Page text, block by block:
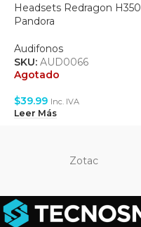
Headsets Redragon H350
Pandora
Audifonos
SKU: AUD0066
Agotado
$39.99 Inc. IVA
Leer Más
Zotac